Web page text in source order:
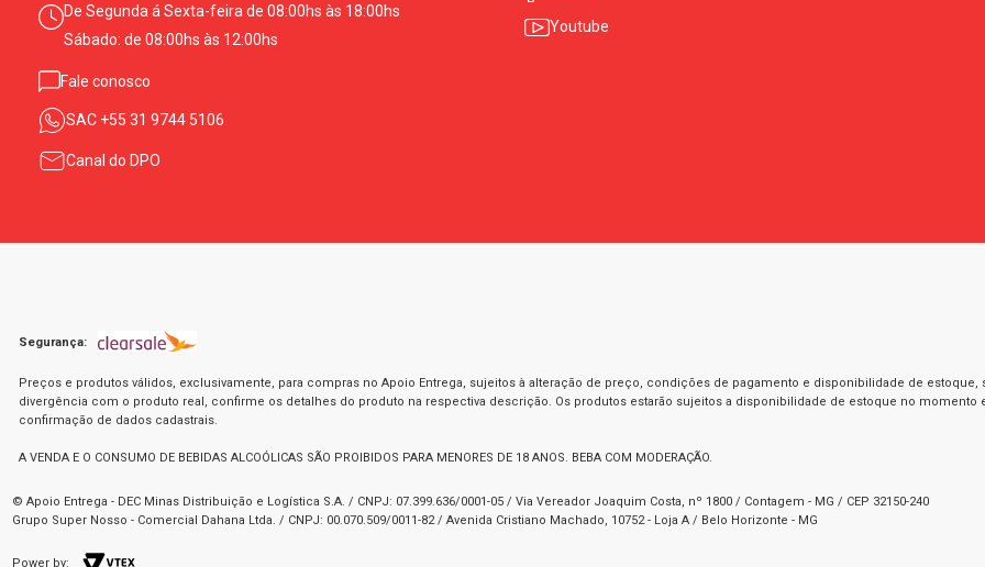
De Segunda á Sexta-feira de 08:00hs às 18:00hs
Sábado: de 08:00hs às 12:00hs
Fale conosco
SAC +55 31 9744 5106
Canal do DPO
Youtube
Segurança:
Preços e produtos válidos, exclusivamente, para compras no Apoio Entrega, sujeitos à alteração de preço, condições de pagamento e disponibilidade de
divergência com o produto real, confirme os detalhes do produto na respectiva descrição. Os produtos estarão sujeitos a disponibilidade de estoque no
confirmação de dados cadastrais.
A VENDA E O CONSUMO DE BEBIDAS ALCOÓLICAS SÃO PROIBIDOS PARA MENORES DE 18 ANOS. BEBA COM MODERAÇÃO.
© Apoio Entrega - DEC Minas Distribuição e Logística S.A. / CNPJ: 07.399.636/0001-05 / Via Vereador Joaquim Costa, nº 1800 / Contagem - MG / CEP 32150-240
Grupo Super Nosso - Comercial Dahana Ltda. / CNPJ: 00.070.509/0011-82 / Avenida Cristiano Machado, 10752 - Loja A / Belo Horizonte - MG
Power by: